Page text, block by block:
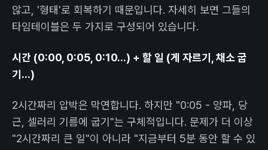
않고, '형태'로 회복하기 때문입니다. 자세히 보면 그들의
타임테이블은 두 가지로 구성되어 있습니다.
시간 (0:00, 0:05, 0:10...) + 할 일 (게 자르기, 채소 굽
기...)
2시간짜리 압박은 막연합니다. 하지만 "0:05 - 양파, 당
근, 셀러리 기름에 굽기"는 구체적입니다. 문제가 더 이상
"2시간짜리 큰 일"이 아니라 "지금부터 5분 동안 할 수 있